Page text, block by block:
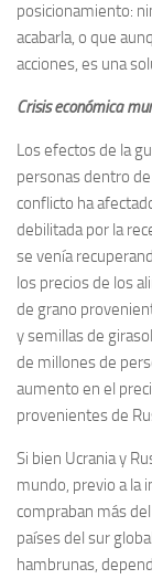
posicionamiento:
acabarla, o que
acciones, es una
Crisis económica
Los efectos de la
personas dentro
conflicto ha
debilitada por la
se venía
los precios de los
de grano
y semillas de
de millones de
aumento en el
provenientes de
Si bien Ucrania y
mundo, previo a la
compraban más
países del sur
hambrunas,